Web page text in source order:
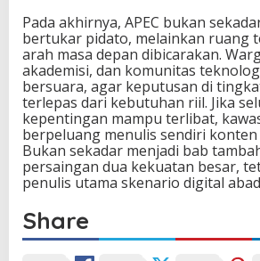
Pada akhirnya, APEC bukan
bertukar pidato, melainkan ruang
arah masa depan dibicarakan.
akademisi, dan komunitas
bersuara, agar keputusan di
terlepas dari kebutuhan riil. Jika
kepentingan mampu terlibat,
berpeluang menulis sendiri konten
Bukan sekadar menjadi bab
persaingan dua kekuatan besar,
penulis utama skenario digital
Share